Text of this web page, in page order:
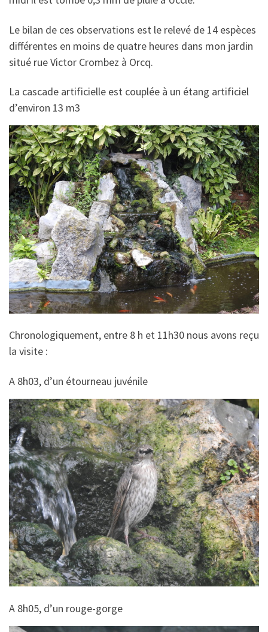
Le bilan de ces observations est le relevé de 14 espèces
différentes en moins de quatre heures dans mon jardin
situé rue Victor Crombez à Orcq.
La cascade artificielle est couplée à un étang artificiel
d’environ 13 m3
Chronologiquement, entre 8 h et 11h30 nous avons reçu
la visite :
A 8h03, d’un étourneau juvénile
A 8h05, d’un rouge-gorge